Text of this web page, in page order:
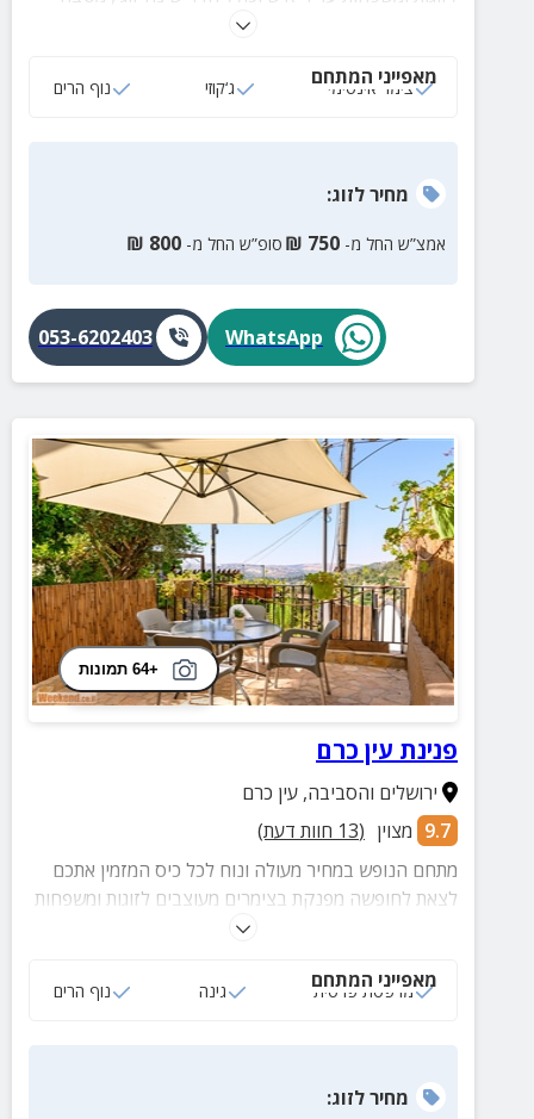
מאובזר, פינת אוכל, סלון מרווח וחצר פרטית עם ג'קוזי
מאפייני המתחם
צימר אינטימי ג‘קוזי נוף הרים
מחירלזוג:
אמצ”ש החל מ- 750
₪ סופ”ש החל מ- 800
₪
WhatsApp
053-6202403
+64 תמונות
פנינת עין כרם
ירושלים והסביבה,עין כרם
9.7 מצוין (
13 חוות דעת)
מתחם הנופש במחיר מעולה ונוח לכל כיס המזמין אתכם
לצאת לחופשה מפנקת בצימרים מעוצבים לזוגות ומשפחות
עד 3 איש עם מרפסת פרטית לכל יחידה הכוללת גינה
מאפייני המתחם
מרפסת פרטית גינה נוף הרים
מחירלזוג: